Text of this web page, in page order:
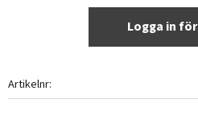
Logga in
Artikelnr